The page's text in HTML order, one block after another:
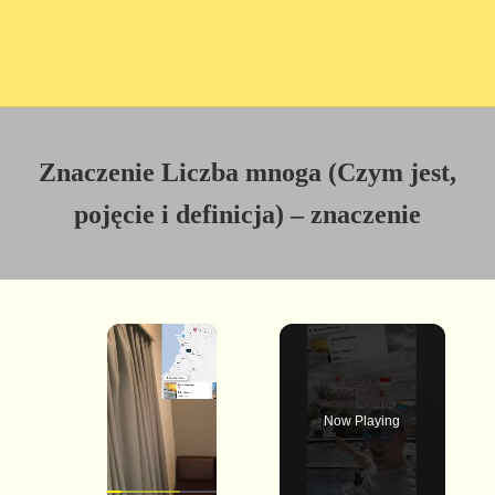
Znaczenie Liczba mnoga (Czym jest,
pojęcie i definicja) – znaczenie
×
Now Playing